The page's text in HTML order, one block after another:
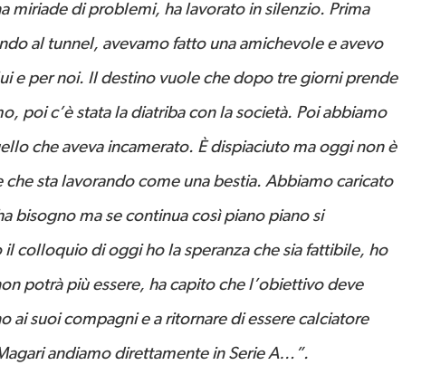
miriade di problemi, ha lavorato in silenzio. Prima
al tunnel, avevamo fatto una amichevole e avevo
e per noi. Il destino vuole che dopo tre giorni prende
poi c’è stata la diatriba con la società. Poi abbiamo
che aveva incamerato. È dispiaciuto ma oggi non è
sta lavorando come una bestia. Abbiamo caricato
bisogno ma se continua così piano piano si
colloquio di oggi ho la speranza che sia fattibile, ho
potrà più essere, ha capito che l’obiettivo deve
ai suoi compagni e a ritornare di essere calciatore
andiamo direttamente in Serie A…”.